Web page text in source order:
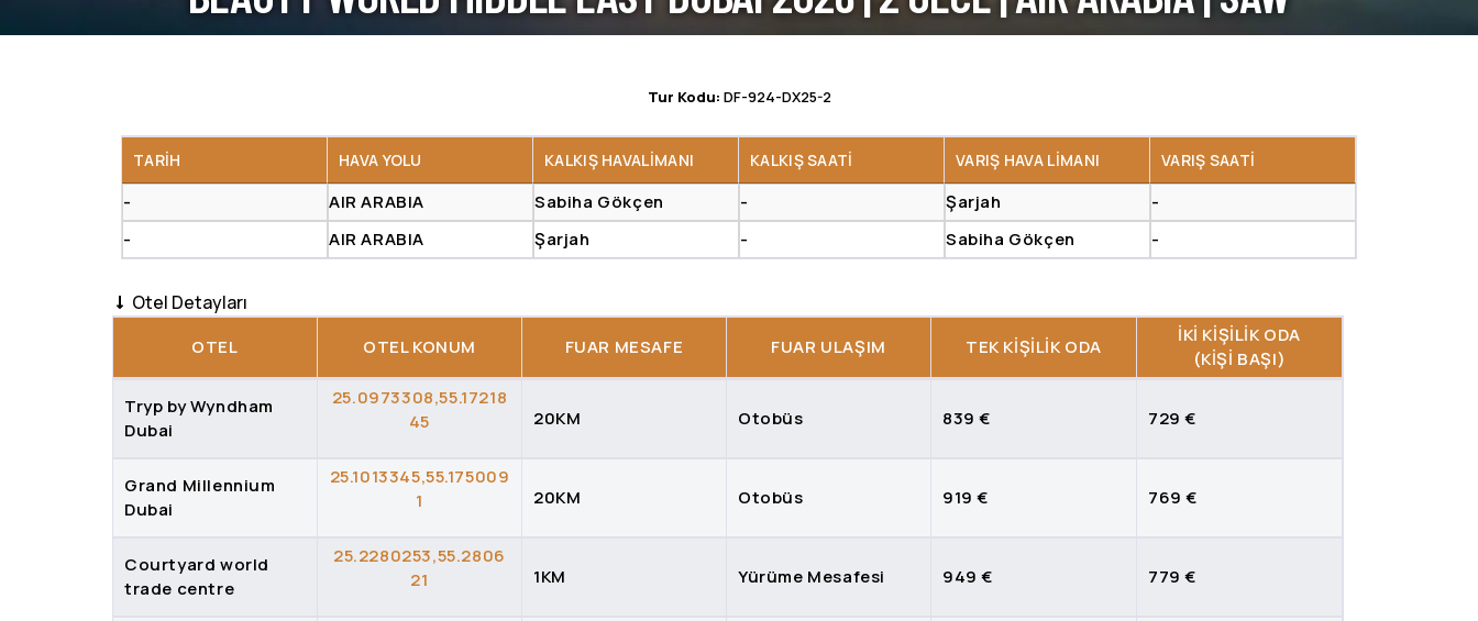
Tur Kodu: DF-924-DX25-2
Uçuş Detayları
TARIH HAVA YOLU KALKIŞ HAVALIMANI KALKIŞ SAATI VARIŞ HAVA LIMANI VARIŞ SAATI
- AIR ARABIA Sabiha Gökçen - Şarjah
-
-
AIR ARABIA Şarjah - Sabiha Gökçen -
Otel Detayları
OTEL OTEL KONUM FUAR MESAFE FUAR ULAŞIM TEK KIŞILIK ODA
İKI KIŞILIK ODA
(KIŞI BAŞI)
Tryp by Wyndham
Dubai
25.0973308,55.17218
45
20KM Otobüs 839 € 729 €
Grand Millennium
Dubai
25.1013345,55.175009
1
20KM Otobüs 919 € 769 €
Courtyard world
trade centre
25.2280253,55.2806
21
1KM Yürüme Mesafesi 949 € 779 €